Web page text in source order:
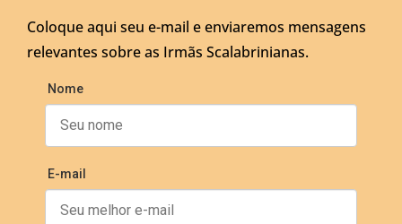
Coloque aqui seu e-mail e enviaremos mensagens
relevantes sobre as Irmãs Scalabrinianas.
Nome
E-mail